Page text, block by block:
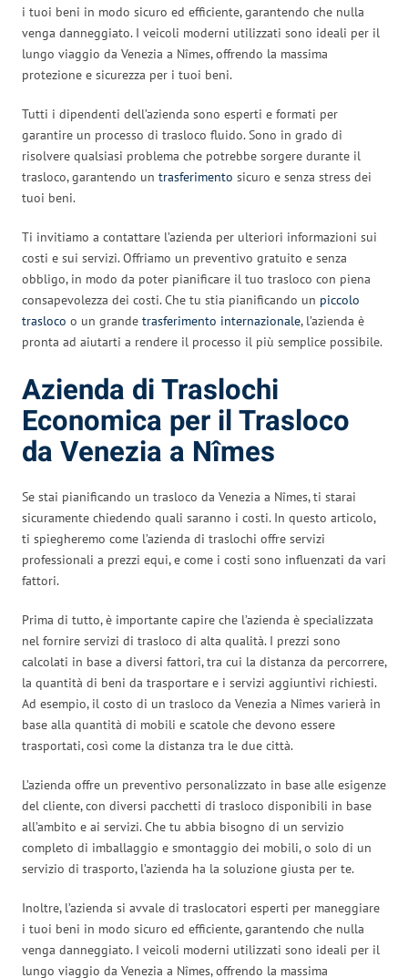
i tuoi beni in modo sicuro ed efficiente, garantendo che nulla
venga danneggiato. I veicoli moderni utilizzati sono ideali per il
lungo viaggio da Venezia a Nîmes, offrendo la massima
protezione e sicurezza per i tuoi beni.
Tutti i dipendenti dell’azienda sono esperti e formati per
garantire un processo di trasloco fluido. Sono in grado di
risolvere qualsiasi problema che potrebbe sorgere durante il
trasloco, garantendo un trasferimento sicuro e senza stress dei
tuoi beni.
Ti invitiamo a contattare l’azienda per ulteriori informazioni sui
costi e sui servizi. Offriamo un preventivo gratuito e senza
obbligo, in modo da poter pianificare il tuo trasloco con piena
consapevolezza dei costi. Che tu stia pianificando un piccolo
trasloco o un grande trasferimento internazionale, l’azienda è
pronta ad aiutarti a rendere il processo il più semplice possibile.
Azienda di Traslochi
Economica per il Trasloco
da Venezia a Nîmes
Se stai pianificando un trasloco da Venezia a Nîmes, ti starai
sicuramente chiedendo quali saranno i costi. In questo articolo,
ti spiegheremo come l’azienda di traslochi offre servizi
professionali a prezzi equi, e come i costi sono influenzati da vari
fattori.
Prima di tutto, è importante capire che l’azienda è specializzata
nel fornire servizi di trasloco di alta qualità. I prezzi sono
calcolati in base a diversi fattori, tra cui la distanza da percorrere,
la quantità di beni da trasportare e i servizi aggiuntivi richiesti.
Ad esempio, il costo di un trasloco da Venezia a Nîmes varierà in
base alla quantità di mobili e scatole che devono essere
trasportati, così come la distanza tra le due città.
L’azienda offre un preventivo personalizzato in base alle esigenze
del cliente, con diversi pacchetti di trasloco disponibili in base
all’ambito e ai servizi. Che tu abbia bisogno di un servizio
completo di imballaggio e smontaggio dei mobili, o solo di un
servizio di trasporto, l’azienda ha la soluzione giusta per te.
Inoltre, l’azienda si avvale di traslocatori esperti per maneggiare
i tuoi beni in modo sicuro ed efficiente, garantendo che nulla
venga danneggiato. I veicoli moderni utilizzati sono ideali per il
lungo viaggio da Venezia a Nîmes, offrendo la massima